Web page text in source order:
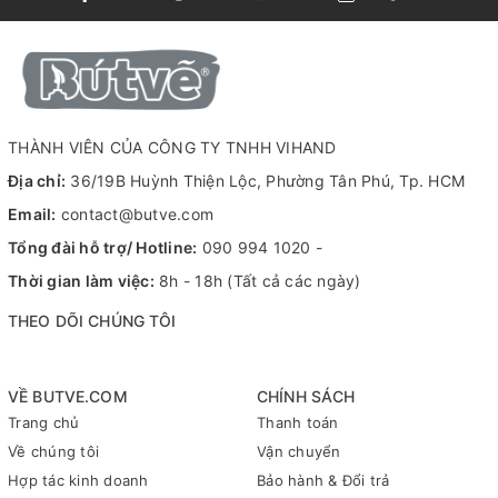
thuật handmade.
VỀ BUTVE.COM
Trang chủ
Về chúng tôi
Hợp tác kinh doanh
CHÍNH SÁCH
Thanh toán
Vận chuyển
Bảo hành & Đổi trả
THÀNH VIÊN CỦA CÔNG TY TNHH VIHAND
Địa chỉ: 36/19B Huỳnh Thiện Lộc, Phường Tân Phú, Tp. HCM
Email: contact@butve.com
Tổng đài hỗ trợ/ Hotline: 090 994 1020 -
Thời gian làm việc: 8h - 18h (Tất cả các ngày)
THEO DÕI CHÚNG TÔI